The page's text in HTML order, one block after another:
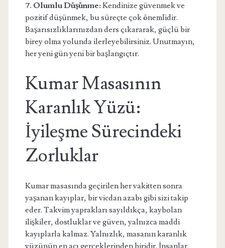
7. Olumlu Düşünme: Kendinize güvenmek ve
pozitif düşünmek, bu süreçte çok önemlidir.
Başarısızlıklarınızdan ders çıkararak, güçlü bir
birey olma yolunda ilerleyebilirsiniz. Unutmayın,
her yeni gün yeni bir başlangıçtır.
Kumar Masasının
Karanlık Yüzü:
İyileşme Sürecindeki
Zorluklar
Kumar masasında geçirilen her vakitten sonra
yaşanan kayıplar, bir vicdan azabı gibi sizi takip
eder. Takvim yaprakları sayıldıkça, kaybolan
ilişkiler, dostluklar ve güven, yalnızca maddi
kayıplarla kalmaz. Yalnızlık, masanın karanlık
yüzünün en acı gerçeklerinden biridir. İnsanlar,